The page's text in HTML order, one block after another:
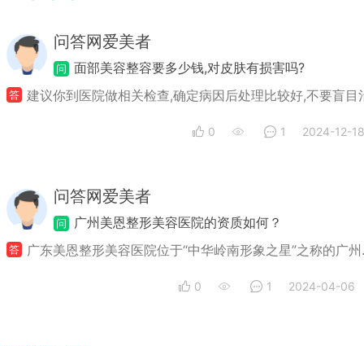
问答网爱美者
问 面部美容整容要多少钱,对皮肤有损害吗?
答 建议你到医院做相关检查,确定病因后处理比较好,不要盲目
0 1 2024-12-18
问答网爱美者
问 广州美恩整形美容医院的资质如何？
答 广东美恩整形美容医院位于“中华岭南形象之星”之称的广州
0 1 2024-04-06